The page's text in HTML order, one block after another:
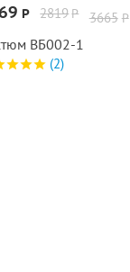
3665 Р
2819Р
Р
ВБ002‑1
(2)